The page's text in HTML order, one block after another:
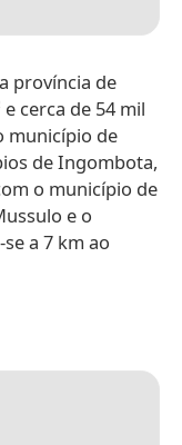
província de
e cerca de 54 mil
município de
de Ingombota,
o município de
e o
a 7 km ao